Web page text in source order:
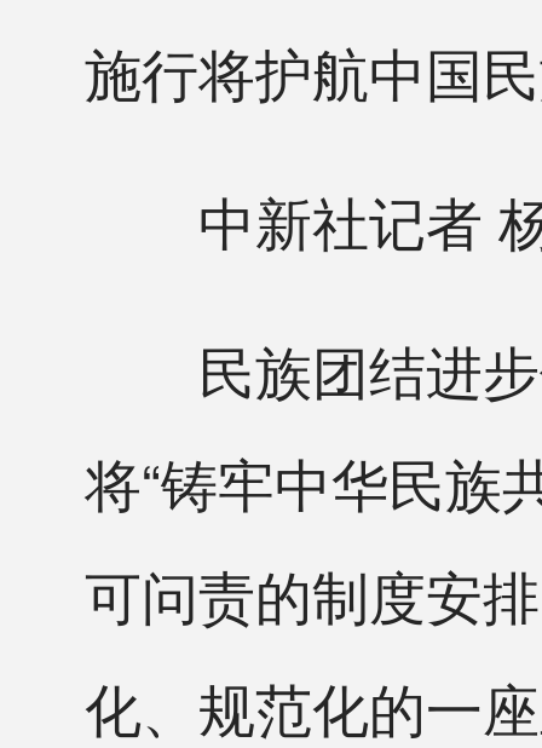
施行将护航中国
中新社记者
民族团结进步
将“铸牢中华民族
可问责的制度安
化、规范化的一